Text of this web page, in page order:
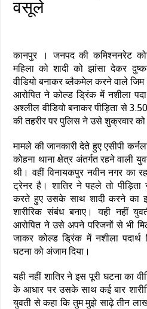
वसूले
कानपुर । जनपद की कमिश्ननरेट
महिला को शादी को झांसा देकर
वीडियो बनाकर ब्लैकमेल करने वाले जिम
आरोपित ने कोल्ड ड्रिंक में नशीला
अश्लील वीडियो बनाकर पीड़िता से
की तहरीर पर पुलिस ने उसे शुक्रवार
मामले की जानकारी देते हुए एसीपी
कोहना थाना क्षेत्र अंतर्गत रहने वाली
थी। वहीं विनायकपुर नवीन नगर का
ट्रेनर है। शातिर ने पहले तो पीड़िता
करते हुए उसके साथ शादी करने का
शारीरिक संबंध बनाए। यही नहीं
आरोपित ने उसे अपने परिजनों से भी
जाकर कोल्ड ड्रिंक में नशीला
घटना को अंजाम दिया।
यही नहीं शातिर ने इस पूरी घटना का
के आधार पर उसके साथ कई बार
युवती से कहा कि तुम मुझे साढ़े तीन